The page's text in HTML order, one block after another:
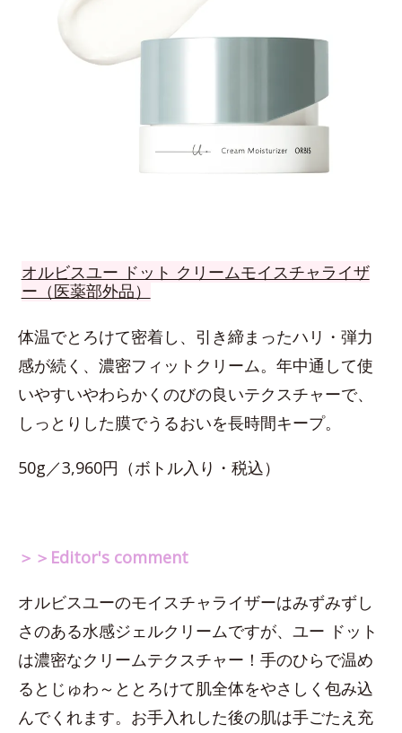
オルビスユー ドット クリームモイスチャライザ
ー（医薬部外品）
体温でとろけて密着し、引き締まったハリ・弾力
感が続く、濃密フィットクリーム。年中通して使
いやすいやわらかくのびの良いテクスチャーで、
しっとりした膜でうるおいを長時間キープ。
50g／3,960円（ボトル入り・税込）
＞＞Editor's comment
オルビスユーのモイスチャライザーはみずみずし
さのある水感ジェルクリームですが、ユー ドット
は濃密なクリームテクスチャー！手のひらで温め
るとじゅわ～ととろけて肌全体をやさしく包み込
んでくれます。お手入れした後の肌は手ごたえ充